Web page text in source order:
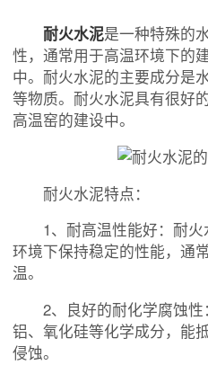
耐火水泥是一种特殊的
性，通常用于高温环境下的
中。耐火水泥的主要成分是
等物质。耐火水泥具有很好
高温窑的建设中。
耐火水泥特点：
1、耐高温性能好：耐火
环境下保持稳定的性能，通
温。
2、良好的耐化学腐蚀性
铝、氧化硅等化学成分，能
侵蚀。